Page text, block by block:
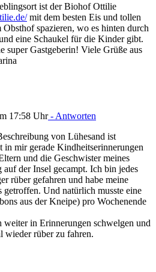
ist der Biohof Ottilie
mit dem besten Eis und tollen
spazieren, wo es hinten durch
eine Schaukel für die Kinder gibt.
super Gastgeberin! Viele Grüße aus
17:58 Uhr- Antworten
von Lühesand ist
in mir gerade Kindheitserinnerungen
und die Geschwister meines
auf der Insel gecampt. Ich bin jedes
rüber gefahren und habe meine
getroffen. Und natürlich musste eine
aus der Kneipe) pro Wochenende
weiter in Erinnerungen schwelgen und
wieder rüber zu fahren.